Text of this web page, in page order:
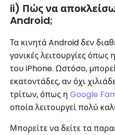
ii) Πώς να
Android;
Τα κινητά Android δεν
γονικές λειτουργίες
του iPhone. Ωστόσο,
εκατοντάδες, αν όχι
τρίτων, όπως η Google
οποία λειτουργεί πολύ
Μπορείτε να δείτε τα